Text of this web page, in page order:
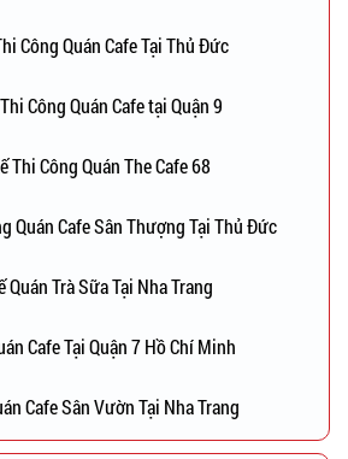
Công Quán Cafe Tại Thủ Đức
Công Quán Cafe tại Quận 9
Thi Công Quán The Cafe 68
Quán Cafe Sân Thượng Tại Thủ Đức
Quán Trà Sữa Tại Nha Trang
Cafe Tại Quận 7 Hồ Chí Minh
Cafe Sân Vườn Tại Nha Trang